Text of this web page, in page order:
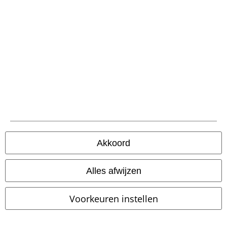
Akkoord
Alles afwijzen
Voorkeuren instellen